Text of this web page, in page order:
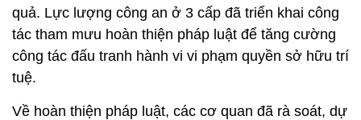
quả. Lực lượng công an ở 3 cấp đã triển khai công
tác tham mưu hoàn thiện pháp luật để tăng cường
công tác đấu tranh hành vi vi phạm quyền sở hữu trí
tuệ.
Về hoàn thiện pháp luật, các cơ quan đã rà soát, dự